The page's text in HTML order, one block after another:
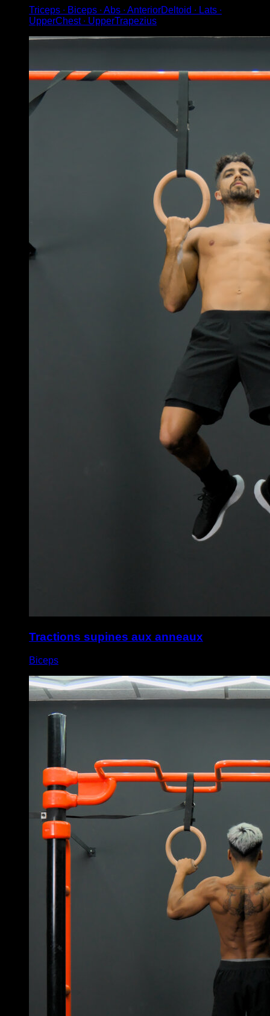
Triceps ∙ Biceps ∙ Abs ∙ AnteriorDeltoid ∙ Lats ∙
UpperChest ∙ UpperTrapezius
Tractions supines aux anneaux
Biceps